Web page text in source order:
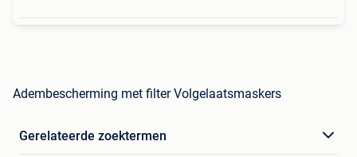
Adembescherming met filter Volgelaatsmaskers
Gerelateerde zoektermen